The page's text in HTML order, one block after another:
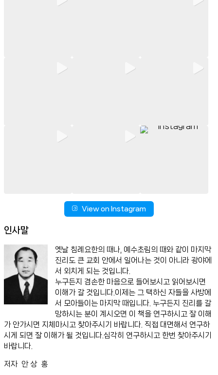
View on Instagram
인사말
옛날 침례요한의 때나, 예수초림의 때와 같이 마지막
진리도 큰 교회 안에서 일어나는 것이 아니라 광야에
서 외치게 되는 것입니다.
누구든지 겸손한 마음으로 들어보시고 읽어보시면
이해가 갈 것입니다.이제는 그 택하신 자들을 사방에
서 모아들이는 마지막 때입니다. 누구든지 진리를 갈
망하시는 분이 계시오면 이 책을 연구하시고 잘 이해
가 안가시면 지체마시고 찾아주시기 바랍니다. 직접 대면해서 연구하
시게 되면 잘 이해가 될 것입니다.심각히 연구하시고 한번 찾아주시기
바랍니다.
저자 안 상 홍